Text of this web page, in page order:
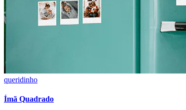
queridinho
Ímã Quadrado